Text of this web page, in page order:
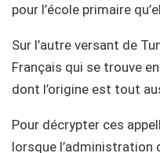
pour l’école primaire
Sur l’autre versant de
Français qui se trouve
dont l’origine est tout
Pour décrypter ces
lorsque